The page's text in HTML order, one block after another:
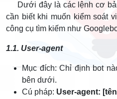
Dưới đây là các lệnh cơ
cần biết khi muốn kiểm soát
công cụ tìm kiếm như
1.1. User-agent
Mục đích: Chỉ định bot
bên dưới.
Cú pháp: User-agent: